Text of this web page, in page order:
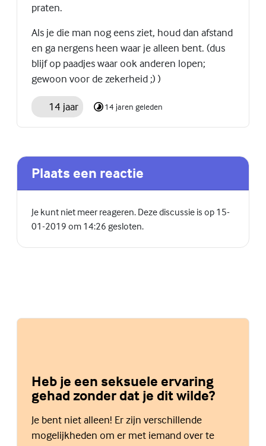
praten.
Als je die man nog eens ziet, houd dan afstand
en ga nergens heen waar je alleen bent. (dus
blijf op paadjes waar ook anderen lopen;
gewoon voor de zekerheid ;) )
14 jaar 14 jaren geleden
Plaats een reactie
Je kunt niet meer reageren. Deze discussie is op 15-
01-2019 om 14:26 gesloten.
Heb je een seksuele ervaring
gehad zonder dat je dit wilde?
Je bent niet alleen! Er zijn verschillende
mogelijkheden om er met iemand over te